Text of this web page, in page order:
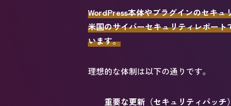
WordPress本体やプラグインのセキ
米国のサイバーセキュリティレポー
います。
理想的な体制は以下の通りです。
重要な更新（セキュリティパッチ）